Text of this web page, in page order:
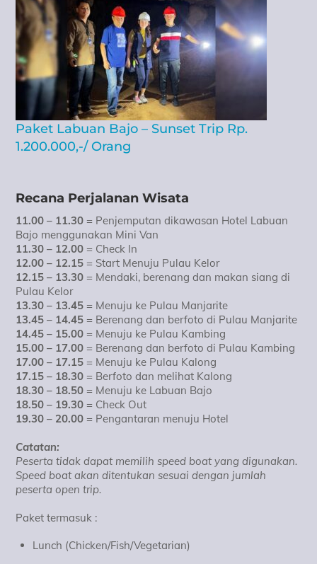
Paket Labuan Bajo – Sunset Trip Rp.
1.200.000,-/ Orang
Recana Perjalanan Wisata
11.00 – 11.30 = Penjemputan dikawasan Hotel Labuan
Bajo menggunakan Mini Van
11.30 – 12.00 = Check In
12.00 – 12.15 = Start Menuju Pulau Kelor
12.15 – 13.30 = Mendaki, berenang dan makan siang di
Pulau Kelor
13.30 – 13.45 = Menuju ke Pulau Manjarite
13.45 – 14.45 = Berenang dan berfoto di Pulau Manjarite
14.45 – 15.00 = Menuju ke Pulau Kambing
15.00 – 17.00 = Berenang dan berfoto di Pulau Kambing
17.00 – 17.15 = Menuju ke Pulau Kalong
17.15 – 18.30 = Berfoto dan melihat Kalong
18.30 – 18.50 = Menuju ke Labuan Bajo
18.50 – 19.30 = Check Out
19.30 – 20.00 = Pengantaran menuju Hotel
Catatan:
Peserta tidak dapat memilih speed boat yang digunakan.
Speed boat akan ditentukan sesuai dengan jumlah
peserta open trip.
Paket termasuk :
Lunch (Chicken/Fish/Vegetarian)